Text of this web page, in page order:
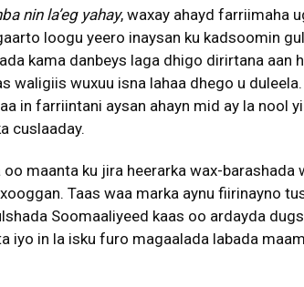
nin la’eg yahay, waxay ahayd farriimaha
loogu yeero inaysan ku kadsoomin
kama danbeys laga dhigo dirirtana aan
waligiis wuxuu isna lahaa dhego u duleela.
in farriintani aysan ahayn mid ay la nool
cuslaaday.
oo maanta ku jira heerarka wax-barashada
Taas waa marka aynu fiirinayno
Soomaaliyeed kaas oo ardayda
iyo in la isku furo magaalada labada